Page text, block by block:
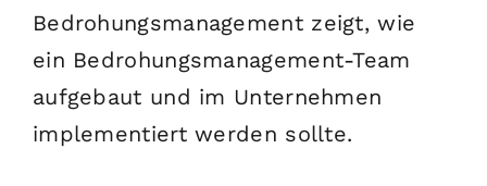
Bedrohungsmanagement zeigt, wie
ein Bedrohungsmanagement-Team
aufgebaut und im Unternehmen
implementiert werden sollte.